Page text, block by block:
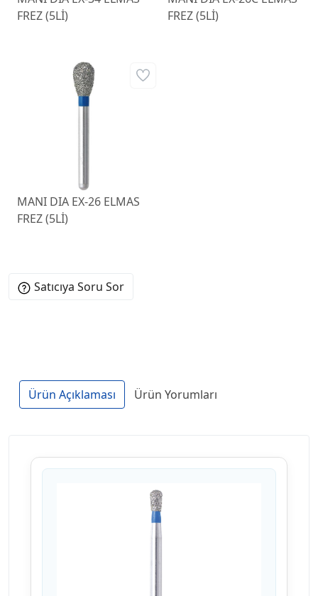
FREZ (5Lİ)
FREZ (5Lİ)
MANI DIA EX-26 ELMAS
FREZ (5Lİ)
Satıcıya Soru Sor
Ürün Açıklaması Ürün Yorumları